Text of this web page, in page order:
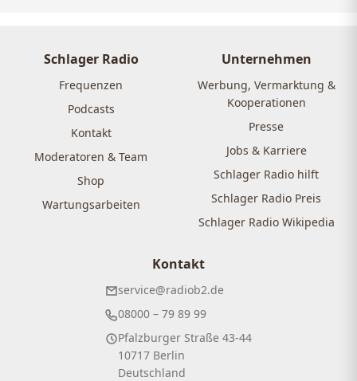
Schlager Radio
Frequenzen
Podcasts
Kontakt
Moderatoren & Team
Shop
Wartungsarbeiten
Unternehmen
Werbung, Vermarktung &
Kooperationen
Presse
Jobs & Karriere
Schlager Radio hilft
Schlager Radio Preis
Schlager Radio Wikipedia
Kontakt
service@radiob2.de
08000 – 79 89 99
Pfalzburger Straße 43-44
10717 Berlin
Deutschland